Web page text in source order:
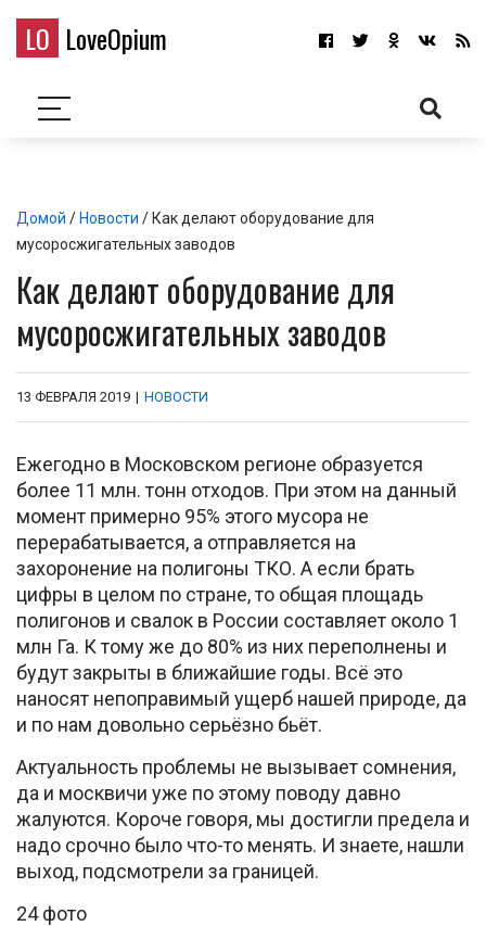
LO LoveOpium
Домой / Новости / Как делают оборудование для
мусоросжигательных заводов
Как делают оборудование для
мусоросжигательных заводов
13 ФЕВРАЛЯ 2019 | НОВОСТИ
Ежегодно в Московском регионе образуется
более 11 млн. тонн отходов. При этом на данный
момент примерно 95% этого мусора не
перерабатывается, а отправляется на
захоронение на полигоны ТКО. А если брать
цифры в целом по стране, то общая площадь
полигонов и свалок в России составляет около 1
млн Га. К тому же до 80% из них переполнены и
будут закрыты в ближайшие годы. Всё это
наносят непоправимый ущерб нашей природе, да
и по нам довольно серьёзно бьёт.
Актуальность проблемы не вызывает сомнения,
да и москвичи уже по этому поводу давно
жалуются. Короче говоря, мы достигли предела и
надо срочно было что-то менять. И знаете, нашли
выход, подсмотрели за границей.
24 фото